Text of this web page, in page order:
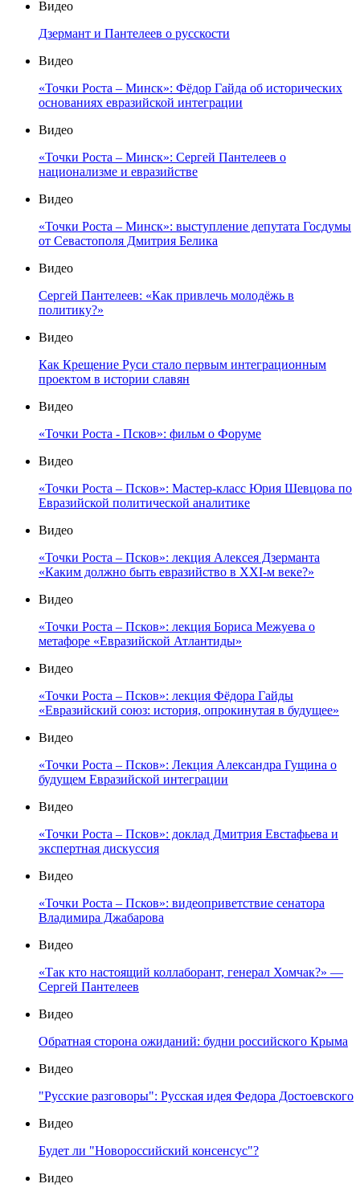
Видео
Дзермант и Пантелеев о русскости
Видео
«Точки Роста – Минск»: Фёдор Гайда об исторических
основаниях евразийской интеграции
Видео
«Точки Роста – Минск»: Сергей Пантелеев о
национализме и евразийстве
Видео
«Точки Роста – Минск»: выступление депутата Госдумы
от Севастополя Дмитрия Белика
Видео
Сергей Пантелеев: «Как привлечь молодёжь в
политику?»
Видео
Как Крещение Руси стало первым интеграционным
проектом в истории славян
Видео
«Точки Роста - Псков»: фильм о Форуме
Видео
«Точки Роста – Псков»: Мастер-класс Юрия Шевцова по
Евразийской политической аналитике
Видео
«Точки Роста – Псков»: лекция Алексея Дзерманта
«Каким должно быть евразийство в XXI-м веке?»
Видео
«Точки Роста – Псков»: лекция Бориса Межуева о
метафоре «Евразийской Атлантиды»
Видео
«Точки Роста – Псков»: лекция Фёдора Гайды
«Евразийский союз: история, опрокинутая в будущее»
Видео
«Точки Роста – Псков»: Лекция Александра Гущина о
будущем Евразийской интеграции
Видео
«Точки Роста – Псков»: доклад Дмитрия Евстафьева и
экспертная дискуссия
Видео
«Точки Роста – Псков»: видеоприветствие сенатора
Владимира Джабарова
Видео
«Так кто настоящий коллаборант, генерал Хомчак?» —
Сергей Пантелеев
Видео
Обратная сторона ожиданий: будни российского Крыма
Видео
"Русские разговоры": Русская идея Федора Достоевского
Видео
Будет ли "Новороссийский консенсус"?
Видео